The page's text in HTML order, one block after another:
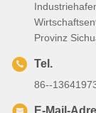
Provinz
Tel.
86--
E-Mail-